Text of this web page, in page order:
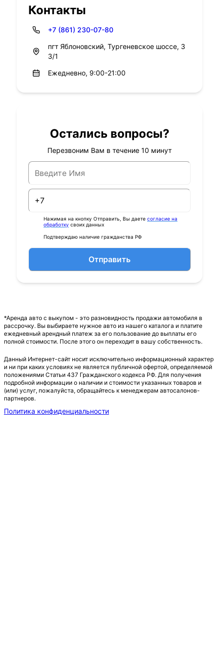
Контакты
+7 (861) 230-07-80
пгт Яблоновский, Тургеневское шоссе, 3
3/1
Ежедневно, 9:00-21:00
Остались вопросы?
Перезвоним Вам в течение 10 минут
Нажимая на кнопку Отправить, Вы даете согласие на
обработку своих данных
Подтверждаю наличие гражданства РФ
Отправить
*Аренда авто с выкупом - это разновидность продажи автомобиля в
рассрочку. Вы выбираете нужное авто из нашего каталога и платите
ежедневный арендный платеж за его пользование до выплаты его
полной стоимости. После этого он переходит в вашу собственность.
Данный Интернет-сайт носит исключительно информационный характер
и ни при каких условиях не является публичной офертой, определяемой
положениями Статьи 437 Гражданского кодекса РФ. Для получения
подробной информации о наличии и стоимости указанных товаров и
(или) услуг, пожалуйста, обращайтесь к менеджерам автосалонов-
партнеров.
Политика конфиденциальности